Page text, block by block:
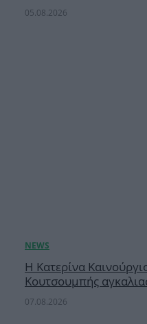
05.08.2026
Η Κατερίνα
Κουτσουμπής
07.08.2026